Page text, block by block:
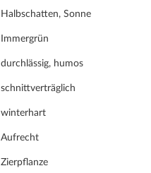
Halbschatten, Sonne
Immergrün
durchlässig, humos
schnittverträglich
winterhart
Aufrecht
Zierpflanze